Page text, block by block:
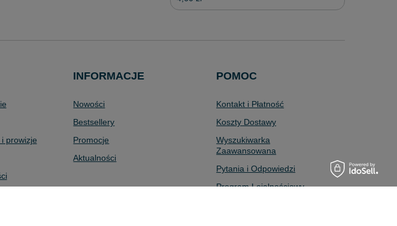
i prowizje
INFORMACJE
Nowości
Bestsellery
Promocje
Aktualności
POMOC
Kontakt i Płatność
Koszty Dostawy
Wyszukiwarka
Zaawansowana
Pytania i Odpowiedzi
Program Lojalnościowy